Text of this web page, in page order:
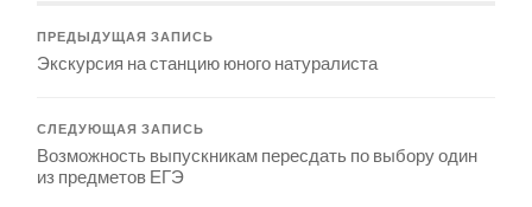
ПРЕДЫДУЩАЯ ЗАПИСЬ
Экскурсия на станцию юного натуралиста
СЛЕДУЮЩАЯ ЗАПИСЬ
Возможность выпускникам пересдать по выбору один
из предметов ЕГЭ